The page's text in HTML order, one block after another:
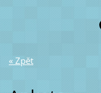
« Zpět